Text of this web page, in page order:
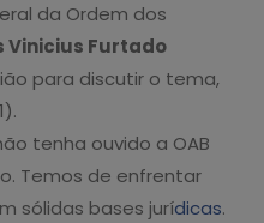
da Ordem dos
Vinicius Furtado
para discutir o tema,
tenha ouvido a OAB
Temos de enfrentar
sólidas bases jurídicas.